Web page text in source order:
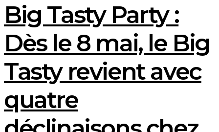
Big Tasty Party :
Dès le 8 mai, le Big
Tasty revient avec
quatre